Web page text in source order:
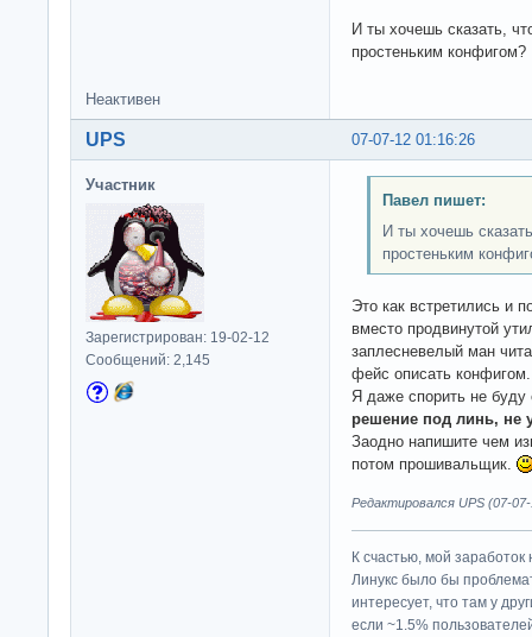
И ты хочешь сказать,
простеньким конфигом?
Неактивен
07-07-12 01:16:26
UPS
Участник
Зарегистрирован: 19-02-12
Сообщений: 2,145
Павел пишет:
И ты хочешь
простеньким
Это как встретились и
вместо продвинутой
заплесневелый ман
фейс описать конфигом.
Я даже спорить не буду
решение под линь, не
Заодно напишите чем
потом прошивальщик.
Редактировался UPS (07-
К счастью, мой
Линукс было бы
интересует, что там у
если ~1.5%